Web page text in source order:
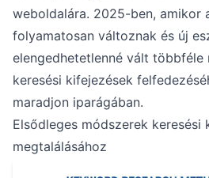
weboldalára. 2025-ben, amikor
folyamatosan változnak és új
elengedhetetlenné vált többféle
keresési kifejezések
maradjon iparágában.
Elsődleges módszerek keresési
megtalálásához